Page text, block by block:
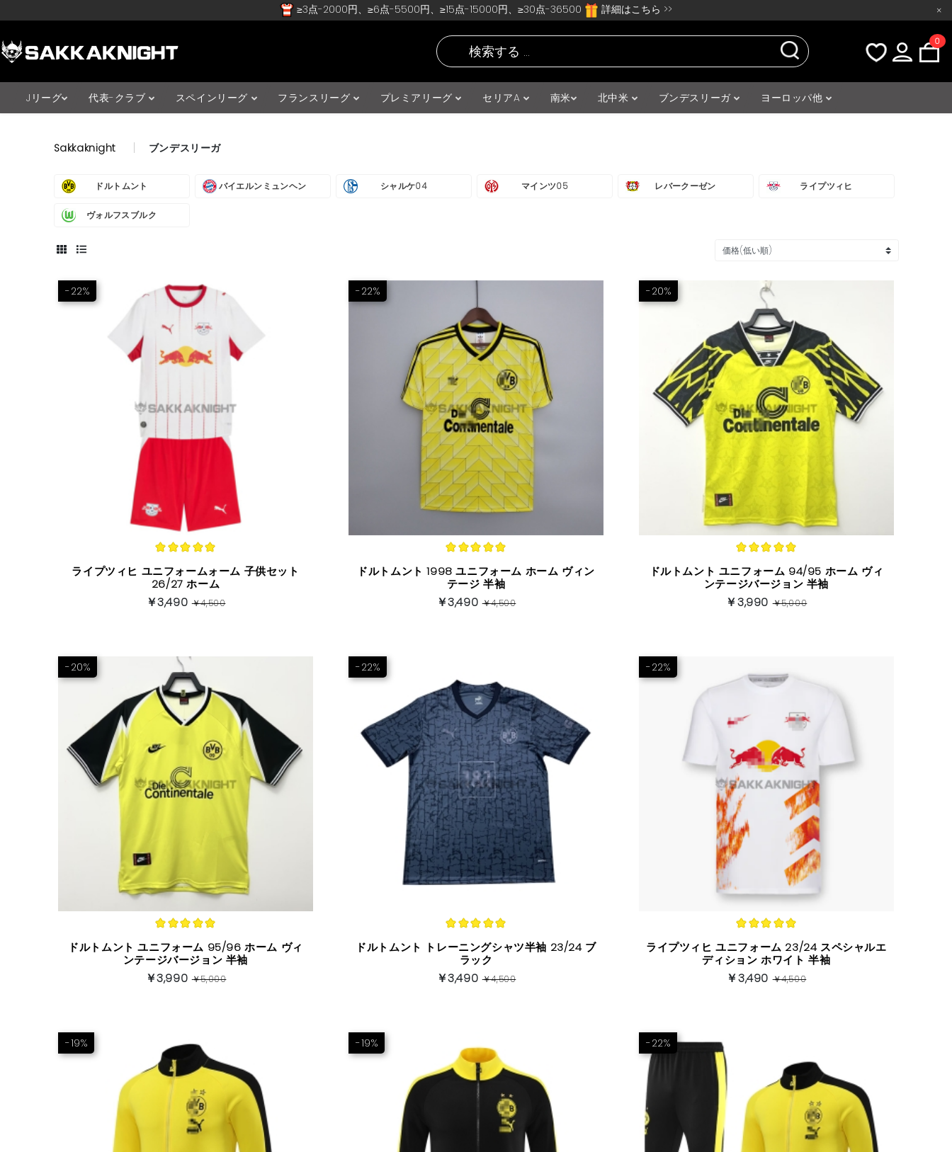
≥3点-2000円、≥6点-5500円、≥15点-15000円、≥30点-36500 詳細はこちら >> ×
0
Jリーグ 代表-クラブ スペインリーグ フランスリーグ プレミアリーグ セリアA 南米 北中米 ブンデスリーガ ヨーロッパ他
Sakkaknight ブンデスリーガ
ドルトムント バイエルンミュンヘン シャルケ04 マインツ05 レバークーゼン ライプツィヒ
ヴォルフスブルク
-22%
ライプツィヒ ユニフォームォーム 子供セット
26/27 ホーム
￥3,490￥4,500
-22%
ドルトムント 1998 ユニフォーム ホーム ヴィン
テージ 半袖
￥3,490￥4,500
-20%
ドルトムント ユニフォーム 94/95 ホーム ヴィ
ンテージバージョン 半袖
￥3,990￥5,000
-20%
ドルトムント ユニフォーム 95/96 ホーム ヴィ
ンテージバージョン 半袖
￥3,990￥5,000
-22%
ドルトムント トレーニングシャツ半袖 23/24 ブ
ラック
￥3,490￥4,500
-22%
ライプツィヒ ユニフォーム 23/24 スペシャルエ
ディション ホワイト 半袖
￥3,490￥4,500
-19% -19% -22%